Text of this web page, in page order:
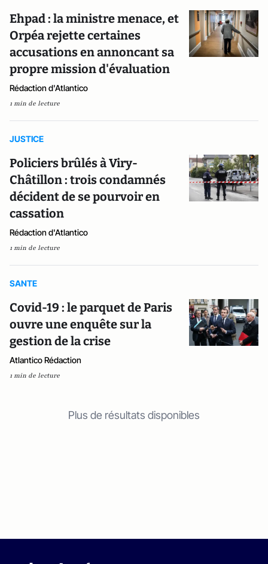
Ehpad : la ministre menace, et
Orpéa rejette certaines
accusations en annoncant sa
propre mission d'évaluation
Rédaction d'Atlantico
1 min de lecture
JUSTICE
Policiers brûlés à Viry-
Châtillon : trois condamnés
décident de se pourvoir en
cassation
Rédaction d'Atlantico
1 min de lecture
SANTE
Covid-19 : le parquet de Paris
ouvre une enquête sur la
gestion de la crise
Atlantico Rédaction
1 min de lecture
Plus de résultats disponibles